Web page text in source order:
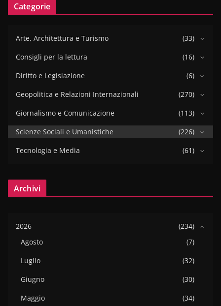
Categorie
Arte, Architettura e Turismo
(33)
Consigli per la lettura
(16)
Diritto e Legislazione
(6)
Geopolitica e Relazioni Internazionali
(270)
Giornalismo e Comunicazione
(113)
Scienze Sociali e Umanistiche
(226)
Tecnologia e Media
(61)
Archivi
2026
(234)
Agosto
(7)
Luglio
(32)
Giugno
(30)
Maggio
(34)